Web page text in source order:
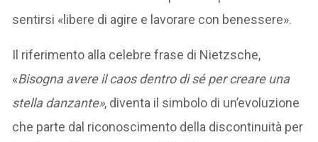
sentirsi «libere di agire e lavorare con benessere».
Il riferimento alla celebre frase di Nietzsche,
«Bisogna avere il caos dentro di sé per creare una
stella danzante», diventa il simbolo di un’evoluzione
che parte dal riconoscimento della discontinuità per